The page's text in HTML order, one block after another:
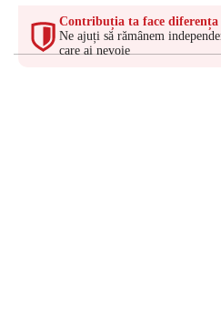
Contribuția ta face diferența
Ne ajuți să rămânem
care ai nevoie